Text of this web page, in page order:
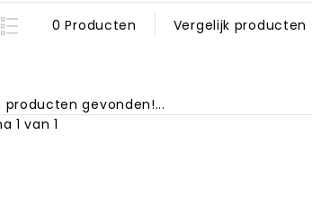
0 Producten Vergelijk producten
producten gevonden!...
1 van 1